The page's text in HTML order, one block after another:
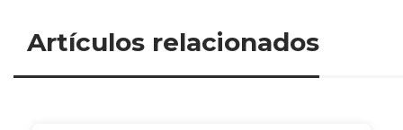
Artículos relacionados